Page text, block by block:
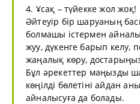
4. Ұсақ – түйекке жол жоқ!
Әйтеуір бір шаруаның
болмашы істермен
жуу, дүкенге барып келу,
жаңалық көру,
Бұл әрекеттер маңызды
көңілді бөлетіні айдан
айналысуға да болады.